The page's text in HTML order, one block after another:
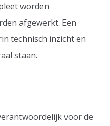
worden
afgewerkt. Een
technisch inzicht en
staan.
voor de